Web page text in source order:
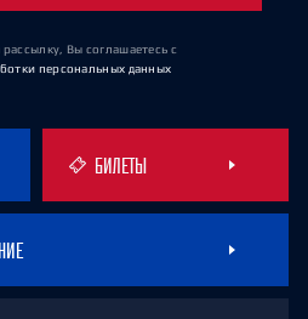
Вы соглашаетесь с
персональных данных
БИЛЕТЫ